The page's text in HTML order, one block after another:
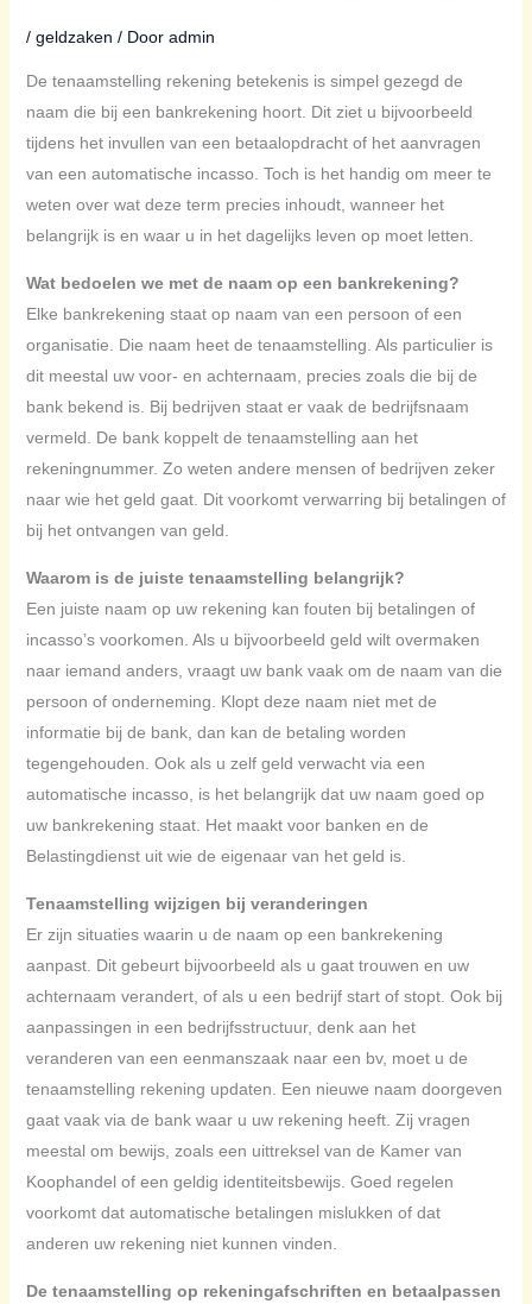
/ geldzaken / Door admin
De tenaamstelling rekening betekenis is simpel gezegd de
naam die bij een bankrekening hoort. Dit ziet u bijvoorbeeld
tijdens het invullen van een betaalopdracht of het aanvragen
van een automatische incasso. Toch is het handig om meer te
weten over wat deze term precies inhoudt, wanneer het
belangrijk is en waar u in het dagelijks leven op moet letten.
Wat bedoelen we met de naam op een bankrekening?
Elke bankrekening staat op naam van een persoon of een
organisatie. Die naam heet de tenaamstelling. Als particulier is
dit meestal uw voor- en achternaam, precies zoals die bij de
bank bekend is. Bij bedrijven staat er vaak de bedrijfsnaam
vermeld. De bank koppelt de tenaamstelling aan het
rekeningnummer. Zo weten andere mensen of bedrijven zeker
naar wie het geld gaat. Dit voorkomt verwarring bij betalingen of
bij het ontvangen van geld.
Waarom is de juiste tenaamstelling belangrijk?
Een juiste naam op uw rekening kan fouten bij betalingen of
incasso’s voorkomen. Als u bijvoorbeeld geld wilt overmaken
naar iemand anders, vraagt uw bank vaak om de naam van die
persoon of onderneming. Klopt deze naam niet met de
informatie bij de bank, dan kan de betaling worden
tegengehouden. Ook als u zelf geld verwacht via een
automatische incasso, is het belangrijk dat uw naam goed op
uw bankrekening staat. Het maakt voor banken en de
Belastingdienst uit wie de eigenaar van het geld is.
Tenaamstelling wijzigen bij veranderingen
Er zijn situaties waarin u de naam op een bankrekening
aanpast. Dit gebeurt bijvoorbeeld als u gaat trouwen en uw
achternaam verandert, of als u een bedrijf start of stopt. Ook bij
aanpassingen in een bedrijfsstructuur, denk aan het
veranderen van een eenmanszaak naar een bv, moet u de
tenaamstelling rekening updaten. Een nieuwe naam doorgeven
gaat vaak via de bank waar u uw rekening heeft. Zij vragen
meestal om bewijs, zoals een uittreksel van de Kamer van
Koophandel of een geldig identiteitsbewijs. Goed regelen
voorkomt dat automatische betalingen mislukken of dat
anderen uw rekening niet kunnen vinden.
De tenaamstelling op rekeningafschriften en betaalpassen